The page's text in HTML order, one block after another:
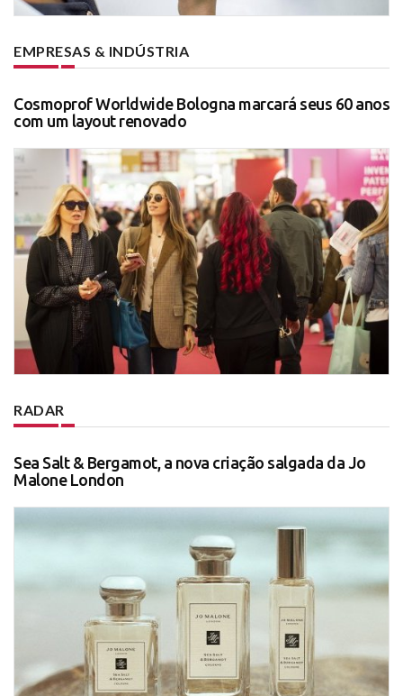
EMPRESAS & INDÚSTRIA
Cosmoprof Worldwide Bologna marcará seus 60 anos
com um layout renovado
RADAR
Sea Salt & Bergamot, a nova criação salgada da Jo
Malone London